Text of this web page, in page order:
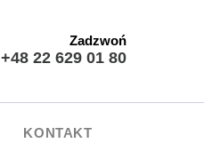
Zadzwoń
+48 22 629 01 80
KONTAKT